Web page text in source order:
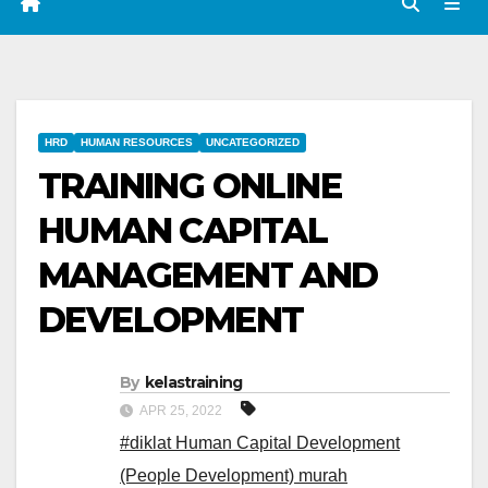
HRD HUMAN RESOURCES UNCATEGORIZED
TRAINING ONLINE
HUMAN CAPITAL
MANAGEMENT AND
DEVELOPMENT
By kelastraining
APR 25, 2022
#diklat Human Capital Development
(People Development) murah